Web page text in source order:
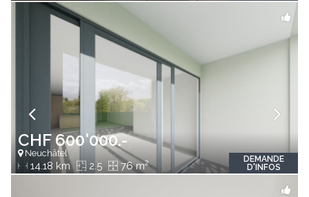
CHF 600'000.-
Neuchâtel
14.18 km 2.5 76 m2
DEMANDE
D'INFOS